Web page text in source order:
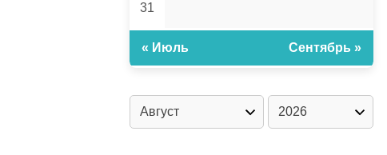
31
« Июль Сентябрь »